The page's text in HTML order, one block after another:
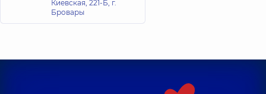
Киевская, 221-Б, г.
Бровары